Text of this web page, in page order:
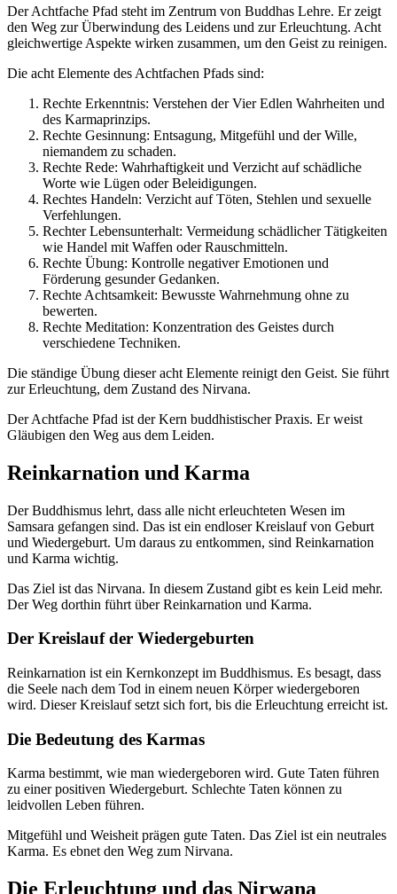
Der Achtfache Pfad steht im Zentrum von Buddhas Lehre. Er zeigt
den Weg zur Überwindung des Leidens und zur Erleuchtung. Acht
gleichwertige Aspekte wirken zusammen, um den Geist zu reinigen.
Die acht Elemente des Achtfachen Pfads sind:
Rechte Erkenntnis: Verstehen der Vier Edlen Wahrheiten und
des Karmaprinzips.
Rechte Gesinnung: Entsagung, Mitgefühl und der Wille,
niemandem zu schaden.
Rechte Rede: Wahrhaftigkeit und Verzicht auf schädliche
Worte wie Lügen oder Beleidigungen.
Rechtes Handeln: Verzicht auf Töten, Stehlen und sexuelle
Verfehlungen.
Rechter Lebensunterhalt: Vermeidung schädlicher Tätigkeiten
wie Handel mit Waffen oder Rauschmitteln.
Rechte Übung: Kontrolle negativer Emotionen und
Förderung gesunder Gedanken.
Rechte Achtsamkeit: Bewusste Wahrnehmung ohne zu
bewerten.
Rechte Meditation: Konzentration des Geistes durch
verschiedene Techniken.
Die ständige Übung dieser acht Elemente reinigt den Geist. Sie führt
zur Erleuchtung, dem Zustand des Nirvana.
Der Achtfache Pfad ist der Kern buddhistischer Praxis. Er weist
Gläubigen den Weg aus dem Leiden.
Reinkarnation und Karma
Der Buddhismus lehrt, dass alle nicht erleuchteten Wesen im
Samsara gefangen sind. Das ist ein endloser Kreislauf von Geburt
und Wiedergeburt. Um daraus zu entkommen, sind Reinkarnation
und Karma wichtig.
Das Ziel ist das Nirvana. In diesem Zustand gibt es kein Leid mehr.
Der Weg dorthin führt über Reinkarnation und Karma.
Der Kreislauf der Wiedergeburten
Reinkarnation ist ein Kernkonzept im Buddhismus. Es besagt, dass
die Seele nach dem Tod in einem neuen Körper wiedergeboren
wird. Dieser Kreislauf setzt sich fort, bis die Erleuchtung erreicht ist.
Die Bedeutung des Karmas
Karma bestimmt, wie man wiedergeboren wird. Gute Taten führen
zu einer positiven Wiedergeburt. Schlechte Taten können zu
leidvollen Leben führen.
Mitgefühl und Weisheit prägen gute Taten. Das Ziel ist ein neutrales
Karma. Es ebnet den Weg zum Nirvana.
Die Erleuchtung und das Nirwana